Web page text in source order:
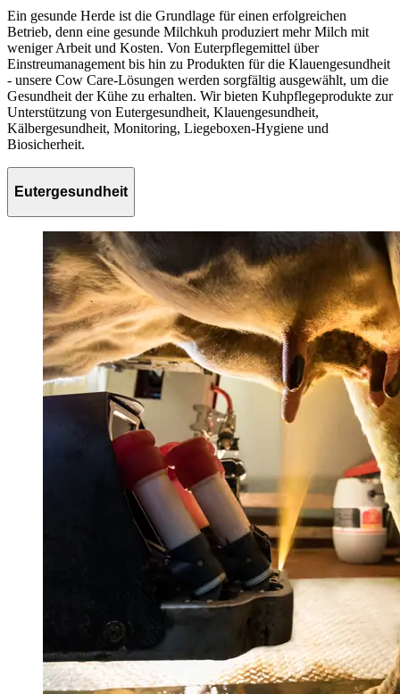
Ein gesunde Herde ist die Grundlage für einen erfolgreichen
Betrieb, denn eine gesunde Milchkuh produziert mehr Milch mit
weniger Arbeit und Kosten. Von Euterpflegemittel über
Einstreumanagement bis hin zu Produkten für die Klauengesundheit
- unsere Cow Care-Lösungen werden sorgfältig ausgewählt, um die
Gesundheit der Kühe zu erhalten. Wir bieten Kuhpflegeprodukte zur
Unterstützung von Eutergesundheit, Klauengesundheit,
Kälbergesundheit, Monitoring, Liegeboxen-Hygiene und
Biosicherheit.
Eutergesundheit